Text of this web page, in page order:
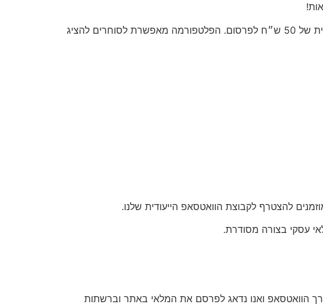
סיטי סטוק הוא אתר ייעודי לפרסום סטוקים ומלאי עסקי בכמויות גדולות, ללא עמלות וללא תיווך בעלות סמלית של 50 ש״ח לפרסום. הפלטפורמה מאפשרת לסוחרים להציג
להצטרף לקבוצת הוואטסאפ הייעודית שלנו.
עסקי בצורה מסודרת.
הוואטסאפ ואנו נדאג לפרסם את המלאי באתר וברשתות